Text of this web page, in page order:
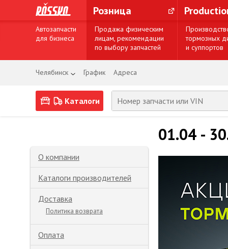
Розница
Автозапчасти
для бизнеса
Продажа физическим
лицам, рекомендации
по выбору запчастей
тормозных
и суппортов
Челябинск График Адреса
Каталоги
О компании
Каталоги производителей
Доставка
Политика возврата
Оплата
01.04 -